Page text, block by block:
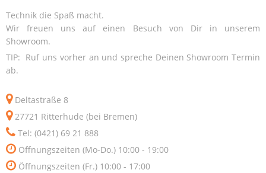
Technik die Spaß macht.
Wir freuen uns auf einen Besuch von Dir in unserem
Showroom.
TIP: Ruf uns vorher an und spreche Deinen Showroom Termin
ab.
Deltastraße 8
27721 Ritterhude (bei Bremen)
Tel: (0421) 69 21 888
Öffnungszeiten (Mo-Do.) 10:00 - 19:00
Öffnungszeiten (Fr.) 10:00 - 17:00